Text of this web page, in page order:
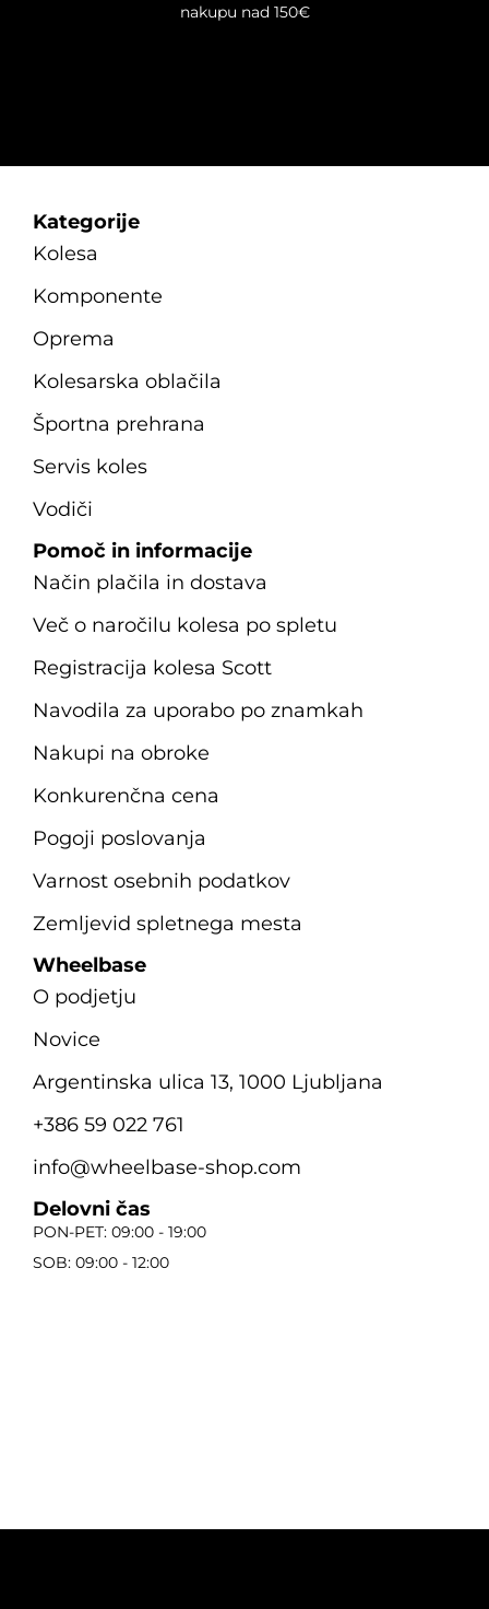
nakupu nad 150€
Kategorije
Kolesa
Komponente
Oprema
Kolesarska oblačila
Športna prehrana
Servis koles
Vodiči
Pomoč in informacije
Način plačila in dostava
Več o naročilu kolesa po spletu
Registracija kolesa Scott
Navodila za uporabo po znamkah
Nakupi na obroke
Konkurenčna cena
Pogoji poslovanja
Varnost osebnih podatkov
Zemljevid spletnega mesta
Wheelbase
O podjetju
Novice
Argentinska ulica 13, 1000 Ljubljana
+386 59 022 761
info@wheelbase-shop.com
Delovni čas
PON-PET: 09:00 - 19:00
SOB: 09:00 - 12:00